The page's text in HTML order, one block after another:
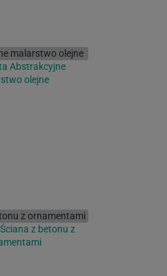
Abstrakcyjne
olejne
z betonu z